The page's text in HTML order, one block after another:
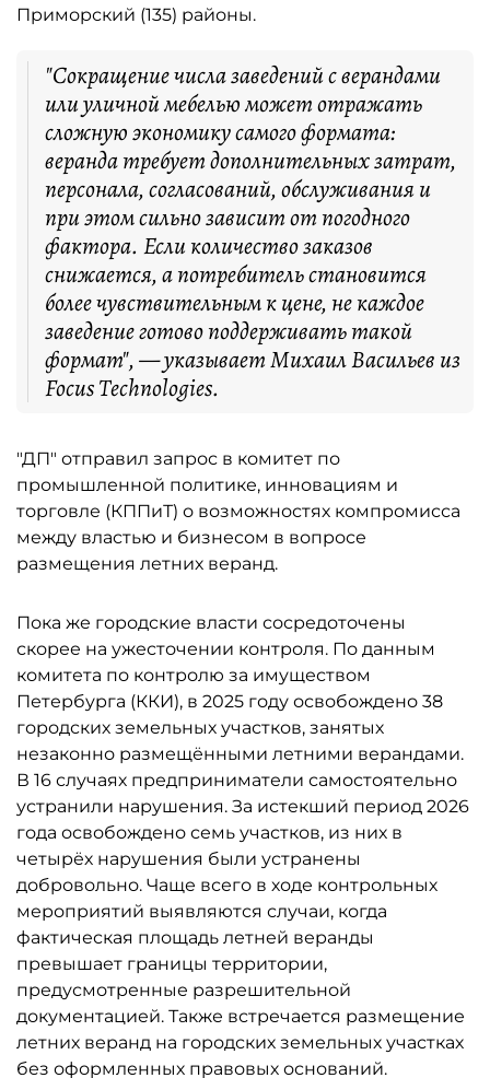
Приморский (135) районы.
"Сокращение числа заведений с верандами
или уличной мебелью может отражать
сложную экономику самого формата:
веранда требует дополнительных затрат,
персонала, согласований, обслуживания и
при этом сильно зависит от погодного
фактора. Если количество заказов
снижается, а потребитель становится
более чувствительным к цене, не каждое
заведение готово поддерживать такой
формат", — указывает Михаил Васильев из
Focus Technologies.
"ДП" отправил запрос в комитет по
промышленной политике, инновациям и
торговле (КППиТ) о возможностях компромисса
между властью и бизнесом в вопросе
размещения летних веранд.
Пока же городские власти сосредоточены
скорее на ужесточении контроля. По данным
комитета по контролю за имуществом
Петербурга (ККИ), в 2025 году освобождено 38
городских земельных участков, занятых
незаконно размещёнными летними верандами.
В 16 случаях предприниматели самостоятельно
устранили нарушения. За истекший период 2026
года освобождено семь участков, из них в
четырёх нарушения были устранены
добровольно. Чаще всего в ходе контрольных
мероприятий выявляются случаи, когда
фактическая площадь летней веранды
превышает границы территории,
предусмотренные разрешительной
документацией. Также встречается размещение
летних веранд на городских земельных участках
без оформленных правовых оснований.